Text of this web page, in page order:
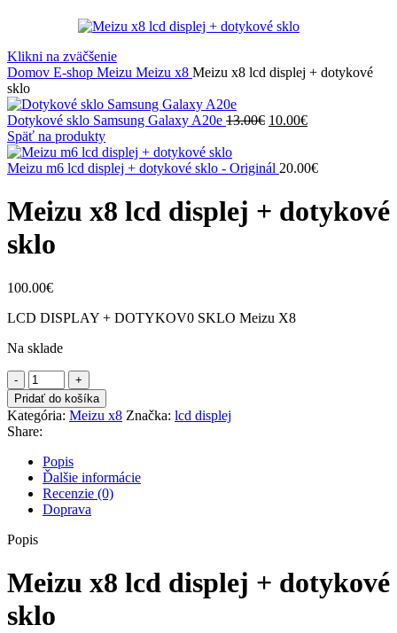
Klikni na zväčšenie
Domov E-shop Meizu Meizu x8 Meizu x8 lcd displej + dotykové
sklo
Dotykové sklo Samsung Galaxy A20e 13.00€ Pôvodná
13.00€.
10.00€Aktuálna
10.00€.
Späť na produkty
Meizu m6 lcd displej + dotykové sklo - Originál 20.00€
Meizu x8 lcd displej + dotykové
sklo
100.00€
LCD DISPLAY + DOTYKOV0 SKLO Meizu X8
Na sklade
množstvo
Meizu
x8
lcd
displej
+
dotykové
sklo
Pridať do košíka
Kategória: Meizu x8 Značka: lcd displej
Share:
Popis
Ďalšie informácie
Recenzie (0)
Doprava
Popis
Meizu x8 lcd displej + dotykové
sklo